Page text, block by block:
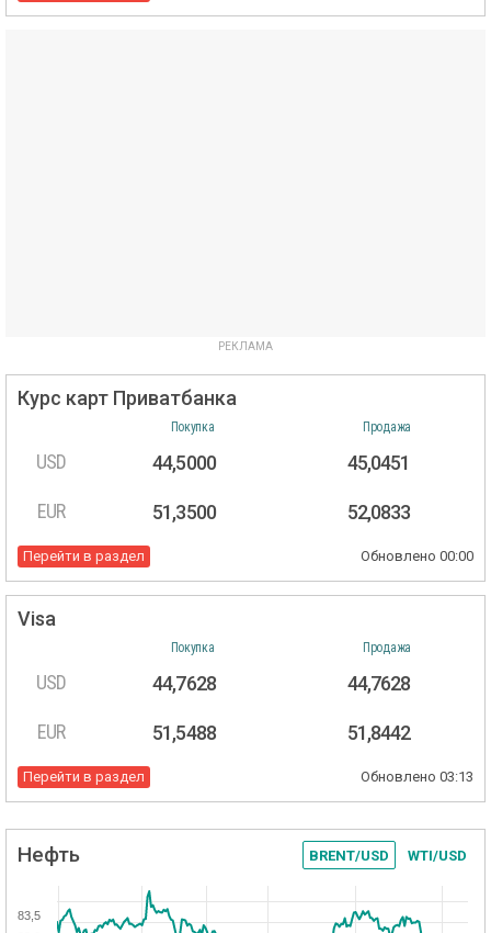
Курс карт Приватбанка
Покупка Продажа
USD 44,5000 45,0451
EUR 51,3500 52,0833
Перейти в раздел Обновлено 00:00
Visa
Покупка Продажа
USD 44,7628 44,7628
EUR 51,5488 51,8442
Перейти в раздел Обновлено 03:13
Нефть BRENT/USD WTI/USD
83,5